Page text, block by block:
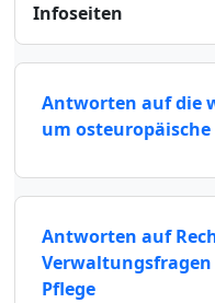
Infoseiten
Antworten auf die
um
Antworten auf
Pflege